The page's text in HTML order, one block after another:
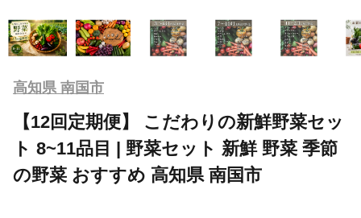
高知県 南国市
【12回定期便】 こだわりの新鮮野菜セッ
ト 8~11品目 | 野菜セット 新鮮 野菜 季節
の野菜 おすすめ 高知県 南国市